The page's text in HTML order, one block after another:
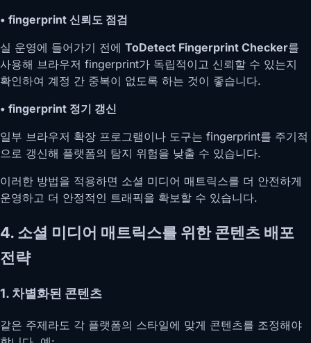
• fingerprint 신뢰도 점검
실 운영에 들어가기 전에 ToDetect Fingerprint Checker를
사용해 브라우저 fingerprint가 독립적이고 신뢰할 수 있는지
확인하여 계정 간 중복이 없도록 하는 것이 좋습니다.
• fingerprint 정기 갱신
일부 브라우저 확장 프로그램이나 도구는 fingerprint를 주기적
으로 갱신해 플랫폼의 탐지 위험을 낮출 수 있습니다.
이러한 방법을 적용하면 소셜 미디어 매트릭스를 더 안전하게
운영하고 더 안정적인 트래픽을 확보할 수 있습니다.
4. 소셜 미디어 매트릭스를 위한 콘텐츠 배포
전략
1. 차별화된 콘텐츠
같은 주제라도 각 플랫폼의 스타일에 맞게 콘텐츠를 조정해야